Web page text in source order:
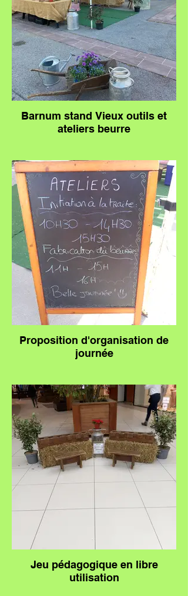
Barnum stand Vieux outils et
ateliers beurre
Proposition d'organisation de
journée
Jeu pédagogique en libre
utilisation